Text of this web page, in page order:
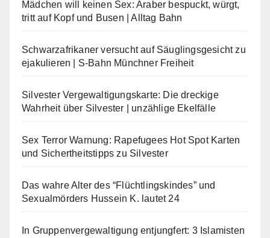
Mädchen will keinen Sex: Araber bespuckt, würgt,
tritt auf Kopf und Busen | Alltag Bahn
Schwarzafrikaner versucht auf Säuglingsgesicht zu
ejakulieren | S-Bahn Münchner Freiheit
Silvester Vergewaltigungskarte: Die dreckige
Wahrheit über Silvester | unzählige Ekelfälle
Sex Terror Warnung: Rapefugees Hot Spot Karten
und Sichertheitstipps zu Silvester
Das wahre Alter des “Flüchtlingskindes” und
Sexualmörders Hussein K. lautet 24
In Gruppenvergewaltigung entjungfert: 3 Islamisten